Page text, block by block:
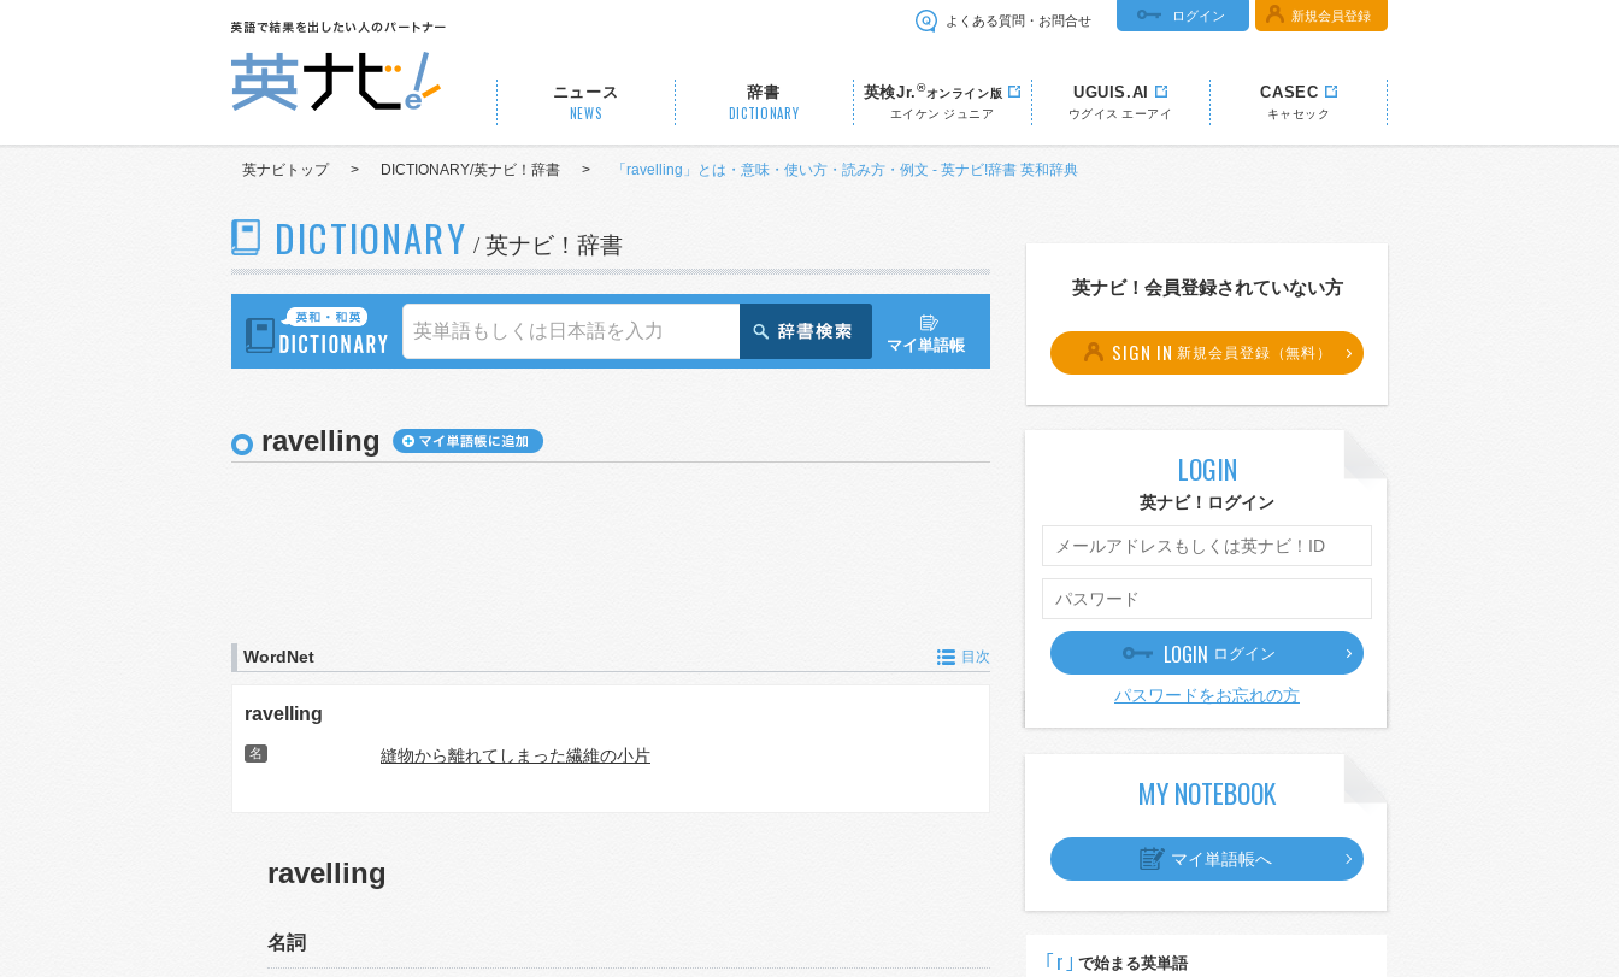
よくある質問・お問合せ ログイン 新規会員登録
ニュース
NEWS
辞書
DICTIONARY
英検Jr.®オンライン版
エイケン ジュニア
UGUIS.AI
ウグイス エーアイ
CASEC
キャセック
英ナビトップ > DICTIONARY/英ナビ！辞書 > 「ravelling」とは・意味・使い方・読み方・例文 - 英ナビ!辞書 英和辞典
DICTIONARY / 英ナビ！辞書
マイ単語帳
ravelling
WordNet 目次
ravelling
名 縫物から離れてしまった繊維の小片
ravelling
名詞
英ナビ！会員登録されていない方
SIGN IN 新規会員登録（無料）
LOGIN
英ナビ！ログイン
LOGIN ログイン
パスワードをお忘れの方
MY NOTEBOOK
マイ単語帳へ
｢r｣ で始まる英単語